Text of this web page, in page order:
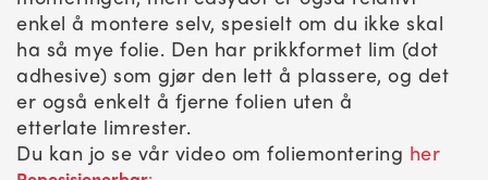
enkel å montere selv, spesielt om du ikke skal
ha så mye folie. Den har prikkformet lim (dot
adhesive) som gjør den lett å plassere, og det
er også enkelt å fjerne folien uten å
etterlate limrester.
Du kan jo se vår video om foliemontering her